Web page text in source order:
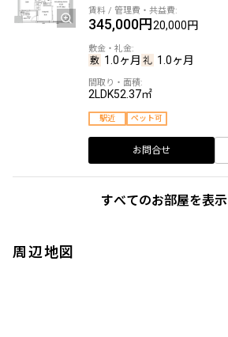
345,000円20,000円
1.0ヶ月 1.0ヶ月
2LDK52.37㎡
駅近 ペット可
お問合せ
すべてのお部屋を表示
周辺地図